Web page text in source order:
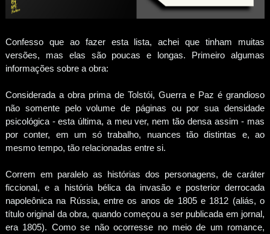
Confesso que ao fazer esta lista, achei que tinham muitas
versões, mas elas são poucas e longas. Primeiro algumas
informações sobre a obra:
Considerada a obra prima de Tolstói, Guerra e Paz é grandioso
não somente pelo volume de páginas ou por sua densidade
psicológica - esta última, a meu ver, nem tão densa assim - mas
por conter, em um só trabalho, nuances tão distintas e, ao
mesmo tempo, tão relacionadas entre si.
Correm em paralelo as histórias dos personagens, de caráter
ficcional, e a história bélica da invasão e posterior derrocada
napoleônica na Rússia, entre os anos de 1805 e 1812 (aliás, o
título original da obra, quando começou a ser publicada em jornal,
era 1805). Como se não ocorresse no meio de um romance,